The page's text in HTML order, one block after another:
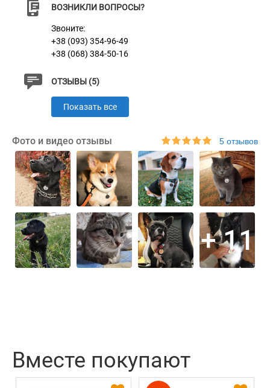
ВОЗНИКЛИ ВОПРОСЫ?
Звоните:
+38 (093) 354-96-49
+38 (068) 384-50-16
ОТЗЫВЫ (5)
Показать все
Фото и видео отзывы 5 отзывов
+ 11
Вместе покупают